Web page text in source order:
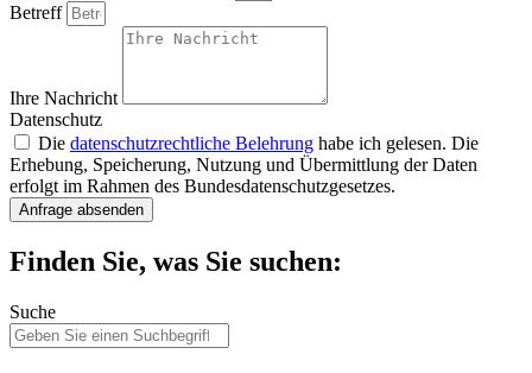
Betreff
Ihre Nachricht
Datenschutz
Die datenschutzrechtliche Belehrung habe ich gelesen. Die
Erhebung, Speicherung, Nutzung und Übermittlung der Daten
erfolgt im Rahmen des Bundesdatenschutzgesetzes.
Anfrage absenden
Finden Sie, was Sie suchen:
Suche